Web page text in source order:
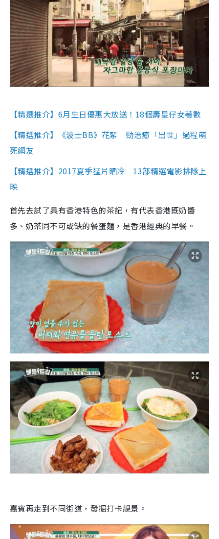
【精選推介】6月生日優惠大放送！18個壽星仔女著數
【精選推介】《波士BB》花絮 勁治癒「出世」過程萌
死網友
【精選推介】2017夏季猛片晒冷 13部精選電影排隊上
映
首先去試了具有香港特色的茶記，有代表香港既奶醬
多、奶茶同不可或缺的餐蛋麵，是香港經典的早餐。
嘉賓再走到不同街道，發掘打卡靚景。